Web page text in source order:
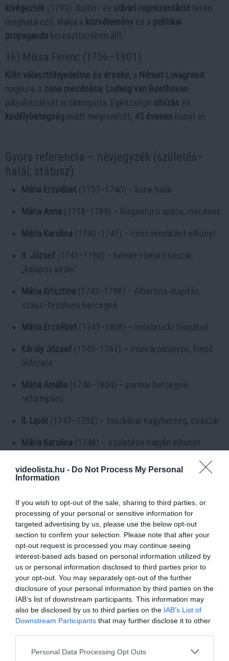
videolista.hu - Do Not Process My Personal
Information
If you wish to opt-out of the sale, sharing to third parties, or
processing of your personal or sensitive information for
targeted advertising by us, please use the below opt-out
section to confirm your selection. Please note that after your
opt-out request is processed you may continue seeing
interest-based ads based on personal information utilized by
us or personal information disclosed to third parties prior to
your opt-out. You may separately opt-out of the further
disclosure of your personal information by third parties on the
IAB’s list of downstream participants. This information may
also be disclosed by us to third parties on the IAB’s List of
Downstream Participants that may further disclose it to other
Please note that this website/app uses one or more Google
Personal Data Processing Opt Outs
kivégezték (1793). Kultúr- és udvari reprezentáció terén
meghatározó, alakja a közvélemény és a politikai
propaganda kereszttüzében állt.
16) Miksa Ferenc (1756–1801)
Köln választófejedelme és érseke, a Német Lovagrend
nagyura, a zene mecénása; Ludwig van Beethoven
pályakezdését is támogatta. Egészsége elhízás és
kedélybetegség miatt megromlott; 45 évesen hunyt el.
Gyors referencia – névjegyzék (születés–
halál; státusz)
Mária Erzsébet (1737–1740) – korai halál
Mária Anna (1738–1789) – klagenfurti apáca, mecénás
Mária Karolina (1740–1741) – csecsemőként elhunyt
II. József (1741–1790) – német-római császár,
„kalapos király”
Mária Krisztina (1742–1798) – Albertina-alapítás,
szász–tescheni hercegné
Mária Erzsébet (1743–1808) – innsbrucki főapátnő
Károly József (1745–1761) – trónvárományos, himlő
áldozata
Mária Amália (1746–1804) – parmai hercegné,
reformpárti
II. Lipót (1747–1792) – toszkánai nagyherceg, császár
Mária Karolina (1748) – születése napján elhunyt
Mária Johanna Gabriella (1750–1762) – himlő áldozata
Mária Karolina (1752–1814) – Nápoly–Szicília
királynéja
Ferdinánd Károly Antal(1754–1806) – Lombardia
kormányzója; Sárvár
Mária Antónia (Marie Antoinette)(1755–1793) –
Franciaország királynéja
Miksa Ferenc(1756–1801) – kölni érsek, Beethoven